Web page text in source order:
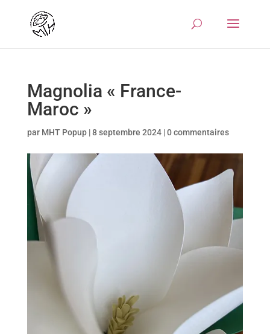
Magnolia « France-
Maroc »
par MHT Popup|8 septembre 2024|0 commentaires